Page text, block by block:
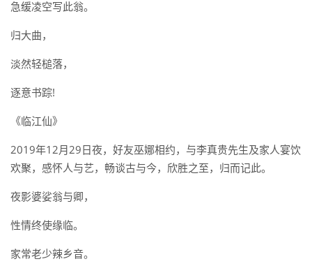
急缓凌空写此翁。
归大曲，
淡然轻槌落，
逐意书踪!
《临江仙》
2019年12月29日夜，好友巫娜相约，与李真贵先生及家人宴饮
欢聚，感怀人与艺，畅谈古与今，欣胜之至，归而记此。
夜影婆娑翁与卿，
性情终使缘临。
家常老少辣乡音。